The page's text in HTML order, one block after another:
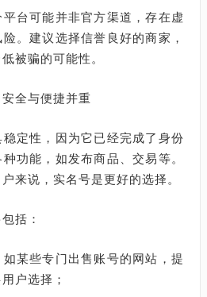
台可能并非官方渠道，存在虚
。建议选择信誉良好的商家，
被骗的可能性。
全与便捷并重
定性，因为它已经完成了身份
功能，如发布商品、交易等。
来说，实名号是更好的选择。
括：
某些专门出售账号的网站，提
户选择；